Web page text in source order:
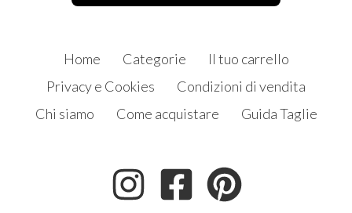
Home Categorie
Il tuo carrello
Privacy e Cookies
Condizioni di vendita
Chi siamo
Come acquistare Guida Taglie